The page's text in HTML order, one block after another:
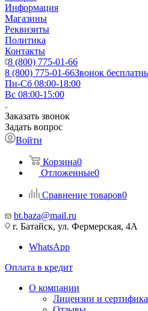
Информация
Магазины
Реквизиты
Политика
Контакты
8 (800) 775-01-66
8 (800) 775-01-66Звонок
Пн-Сб 08:00-18:00
Вс 08:00-15:00
Заказать звонок
Задать вопрос
Войти
Корзина0
Отложенные0
Сравнение товаров0
bt.baza@mail.ru
г. Батайск, ул. Фермерская, 4А
WhatsApp
Оплата в кредит
О компании
Лицензии и